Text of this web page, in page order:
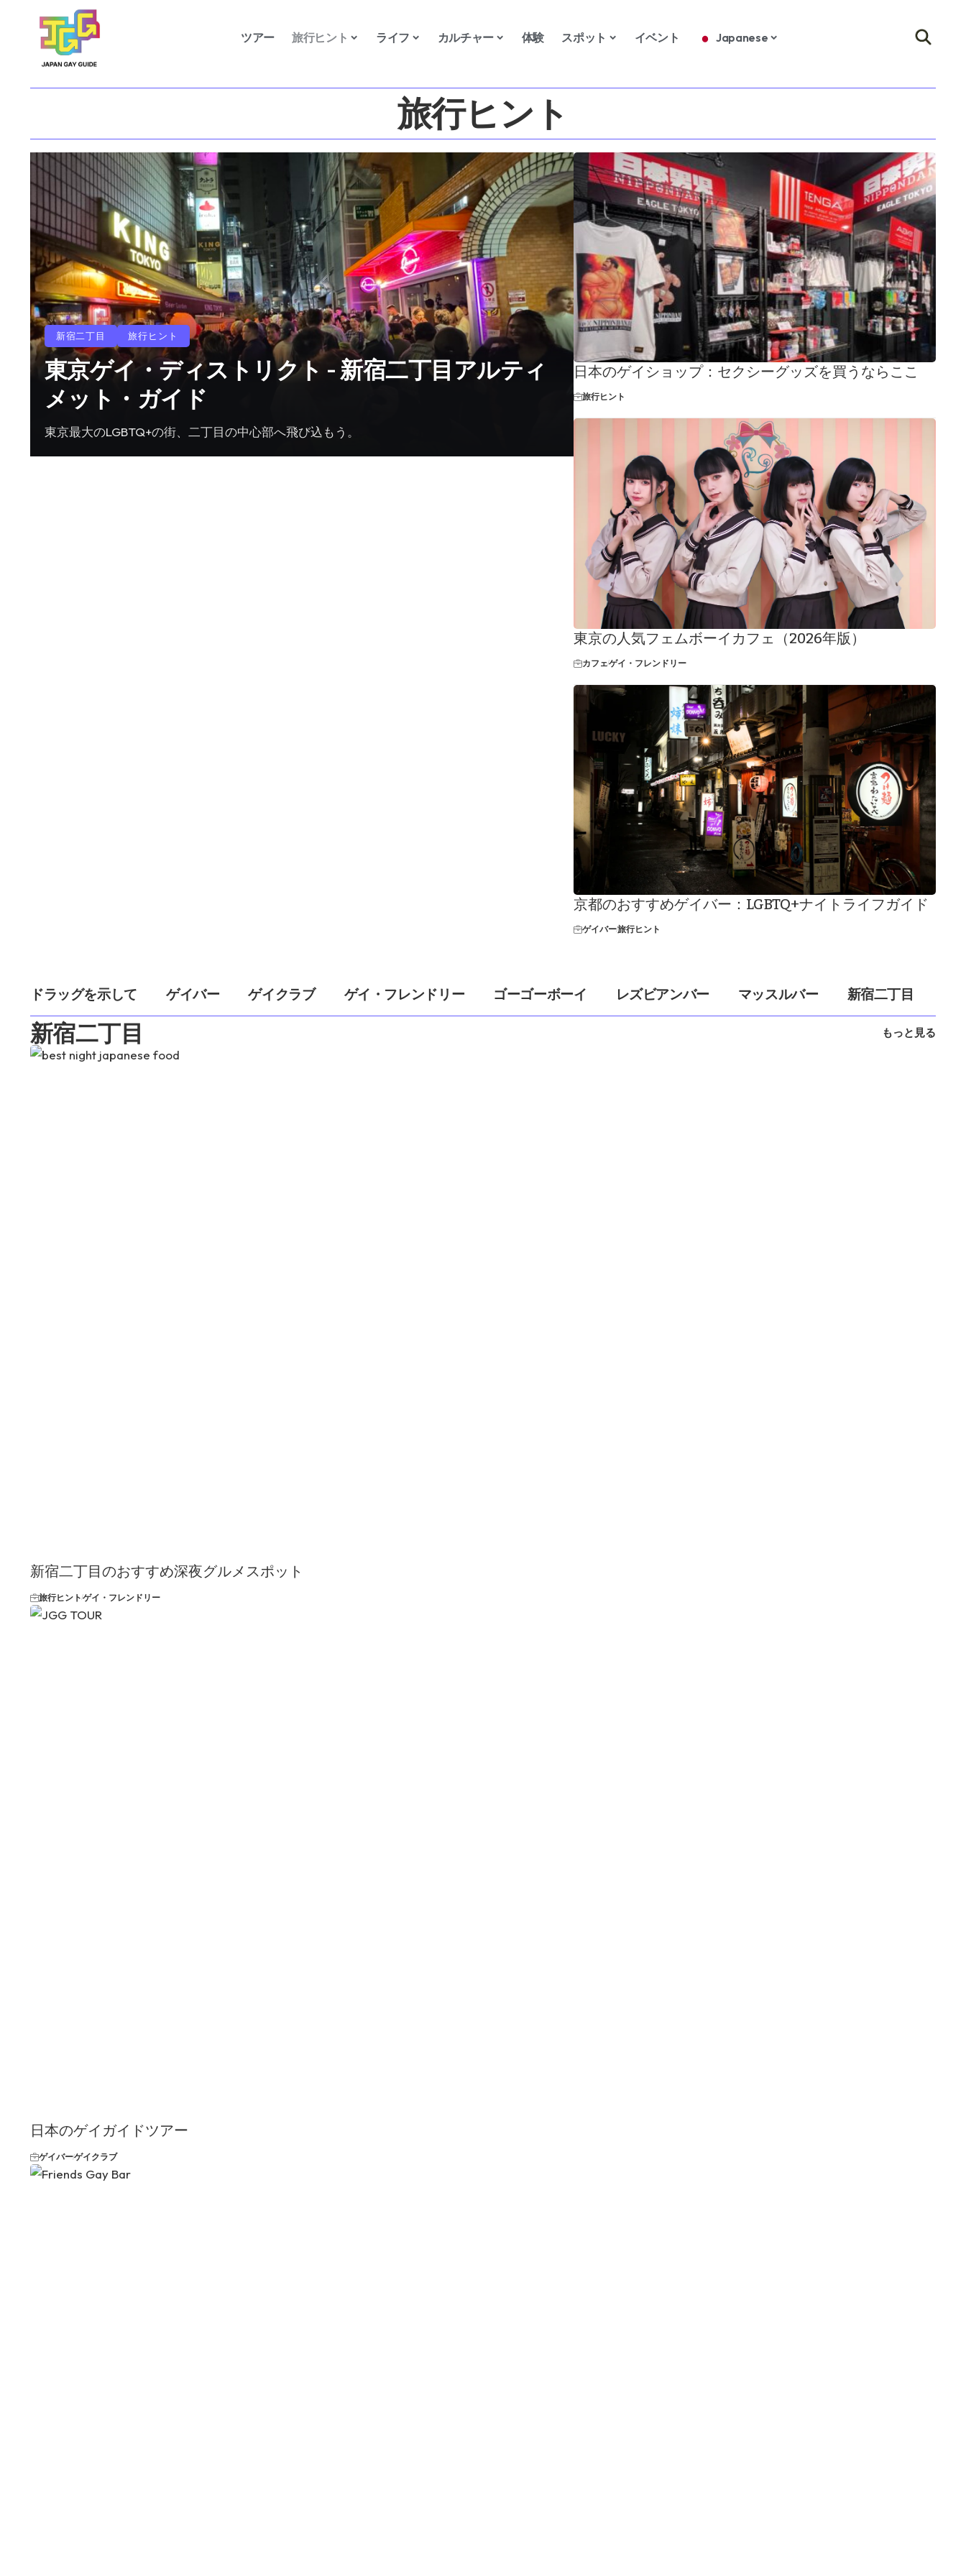
ツアー 旅行ヒント ライフ カルチャー 体験 スポット イベント Japanese
旅行ヒント
新宿二丁目 旅行ヒント
東京ゲイ・ディストリクト - 新宿二丁目アルティ
メット・ガイド
東京最大のLGBTQ+の街、二丁目の中心部へ飛び込もう。
日本のゲイショップ：セクシーグッズを買うならここ
旅行ヒント
東京の人気フェムボーイカフェ（2026年版）
カフェゲイ・フレンドリー
京都のおすすめゲイバー：LGBTQ+ナイトライフガイド
ゲイバー旅行ヒント
ドラッグを示して ゲイバー ゲイクラブ ゲイ・フレンドリー ゴーゴーボーイ レズビアンバー マッスルバー 新宿二丁目
新宿二丁目 もっと見る
新宿二丁目のおすすめ深夜グルメスポット
旅行ヒントゲイ・フレンドリー
日本のゲイガイドツアー
ゲイバーゲイクラブ